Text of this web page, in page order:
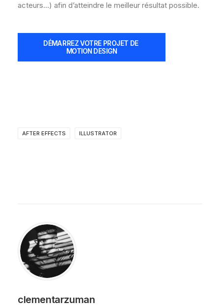
acteurs…) afin d’atteindre le meilleur résultat possible.
DÉMARREZ VOTRE PROJET DE
MOTION DESIGN
AFTER EFFECTS ILLUSTRATOR
clementarzuman